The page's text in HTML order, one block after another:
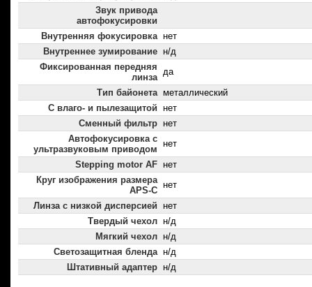
Звук привода
автофокусировки
Внутренняя фокусировка нет
Внутреннее зумирование н/д
Фиксированная передняя
линза
да
Тип байонета металлический
С влаго- и пылезащитой нет
Сменный фильтр нет
Автофокусировка с
ультразвуковым приводом
нет
Stepping motor AF нет
Круг изображения размера
APS-C
нет
Линза с низкой дисперсией
нет
Твердый чехол н/д
Мягкий чехол н/д
Светозащитная бленда н/д
Штативный адаптер н/д